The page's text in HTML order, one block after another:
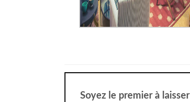
Soyez le premier à